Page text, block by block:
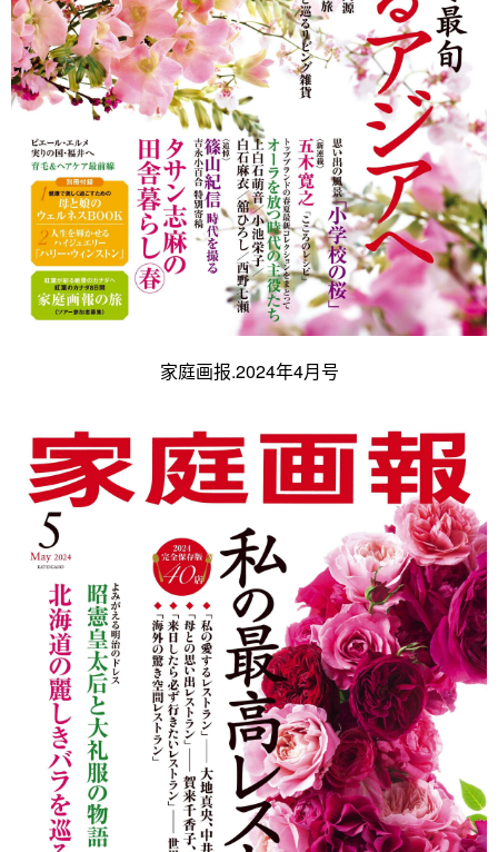
家庭画报.2024年4月号